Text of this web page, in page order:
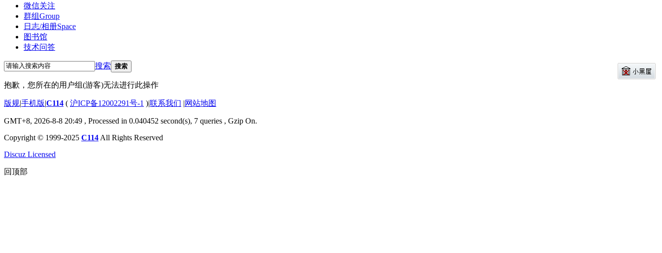
微信关注
群组Group
日志/相册Space
图书馆
技术问答
搜索 搜索
抱歉，您所在的用户组(游客)无法进行此操作
版规|手机版|C114 ( 沪ICP备12002291号-1 )|联系我们 |网站地图
GMT+8, 2026-8-8 20:49 , Processed in 0.040452 second(s), 7 queries , Gzip On.
Copyright © 1999-2025 C114 All Rights Reserved
Discuz Licensed
回顶部